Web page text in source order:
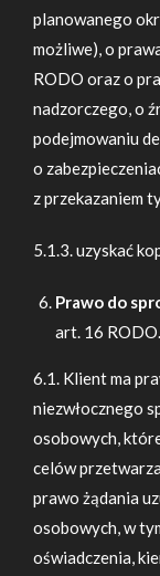
planowanego
możliwe), o
RODO oraz o
nadzorczego, o
podejmowaniu
o
z przekazaniem
5.1.3. uzyskać
Prawo do
art. 16 RODO.
6.1. Klient ma
niezwłocznego
osobowych,
celów
prawo żądania
osobowych, w
oświadczenia,